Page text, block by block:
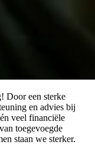
Door een sterke
en advies bij
veel financiële
toegevoegde
staan we sterker.